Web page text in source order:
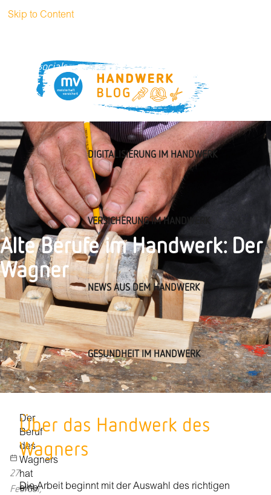
Skip to Content
Socials
DIGITALISIERUNG IM HANDWERK
VERSICHERUNG IM HANDWERK
NEWS AUS DEM HANDWERK
GESUNDHEIT IM HANDWERK
Alte Berufe im Handwerk: Der
Wagner
27
Februar,
Der
Beruf
des
Wagners
hat
eine
Über das Handwerk des
Wagners
Die Arbeit beginnt mit der Auswahl des richtigen